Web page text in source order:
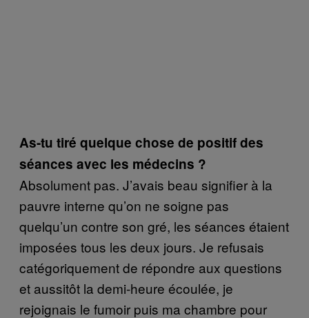
As-tu tiré quelque chose de positif des
séances avec les médecins ?
Absolument pas. J’avais beau signifier à la
pauvre interne qu’on ne soigne pas
quelqu’un contre son gré, les séances étaient
imposées tous les deux jours. Je refusais
catégoriquement de répondre aux questions
et aussitôt la demi-heure écoulée, je
rejoignais le fumoir puis ma chambre pour